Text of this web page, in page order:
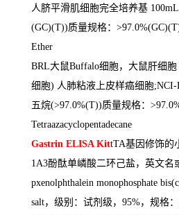
人脐平滑肌细胞完全培养基
(GC)(T))质量规格：
Ether
BRL大鼠Buffalo细胞，大鼠肝细胞
细胞) 人肺粘液上皮样癌细胞;NCI-
五烷(>97.0%(T))质量规格：
Tetraazacyclopentadecane
Gastrin ELISA KittTA基因修饰的
1A3酚酞单嶙酸二环己盐，英文名
pxenolphthalein monophosphate
salt，级别：试剂级， 95%，规格：